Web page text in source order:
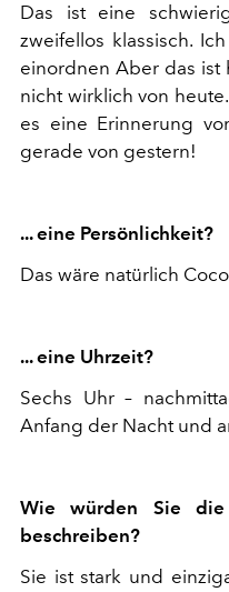
Das ist eine
zweifellos klassisch.
einordnen Aber das ist
nicht wirklich von
es eine Erinnerung
gerade von gestern!
... eine Persönlichkeit?
Das wäre natürlich
... eine Uhrzeit?
Sechs Uhr –
Anfang der Nacht und
Wie würden Sie die
beschreiben?
Sie ist stark und